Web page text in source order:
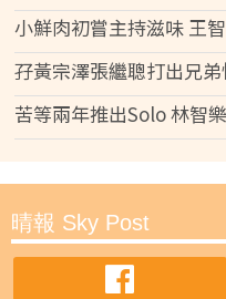
小鮮肉初嘗主持滋味 王
孖黃宗澤張繼聰打出兄
苦等兩年推出Solo 林智
晴報 Sky Post